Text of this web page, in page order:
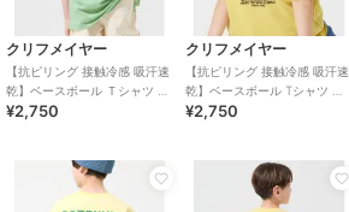
クリフメイヤー
【抗ピリング 接触冷感 吸汗速
乾】ベースボール Ｔシャツ 半
袖 120cm～170cm
¥2,750
クリフメイヤー
【抗ピリング 接触冷感 吸汗速
乾】ベースボール Tシャツ 半
袖 LOGO 120cm～170cm
¥2,750